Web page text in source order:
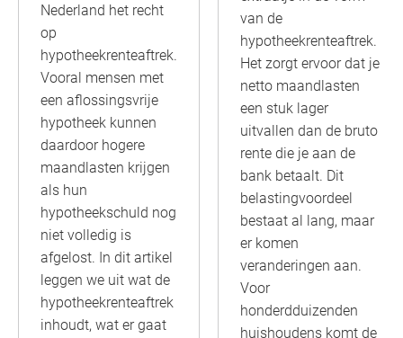
Nederland het recht
op
hypotheekrenteaftrek.
Vooral mensen met
een aflossingsvrije
hypotheek kunnen
daardoor hogere
maandlasten krijgen
als hun
hypotheekschuld nog
niet volledig is
afgelost. In dit artikel
leggen we uit wat de
hypotheekrenteaftrek
inhoudt, wat er gaat
van de
hypotheekrenteaftrek.
Het zorgt ervoor dat je
netto maandlasten
een stuk lager
uitvallen dan de bruto
rente die je aan de
bank betaalt. Dit
belastingvoordeel
bestaat al lang, maar
er komen
veranderingen aan.
Voor
honderdduizenden
huishoudens komt de